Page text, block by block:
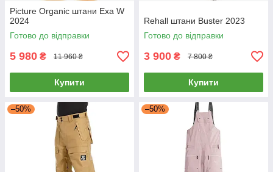
Picture Organic штани Exa W
2024
Готово до відправки
5 980 ₴ 11 960 ₴
Купити
Rehall штани Buster 2023
Готово до відправки
3 900 ₴ 7 800 ₴
Купити
–50% –50%